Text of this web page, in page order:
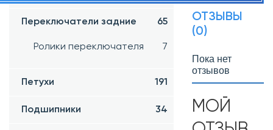
Переключатели задние 65
Ролики переключателя 7
Петухи 191
Подшипники 34
ОТЗЫВЫ
(0)
Пока нет
отзывов
МОЙ